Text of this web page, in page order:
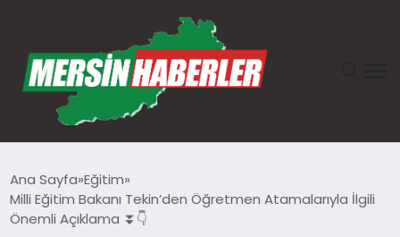
GÜNDEM
Ana Sayfa Eğitim
Milli Eğitim Bakanı Tekin’den Öğretmen Atamalarıyla İlgili
Önemli Açıklama ⏬👇